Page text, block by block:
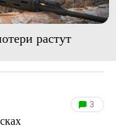
растут
3